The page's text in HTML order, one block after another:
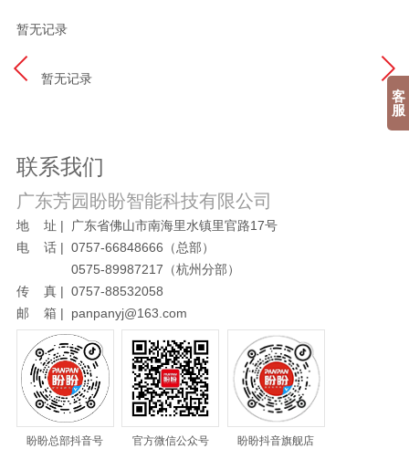
客
服
暂无记录
暂无记录
联系我们
广东芳园盼盼智能科技有限公司
地 址 | 广东省佛山市南海里水镇里官路17号
电 话 | 0757-66848666（总部）
0575-89987217（杭州分部）
传 真 | 0757-88532058
邮 箱 | panpanyj@163.com
盼盼总部抖音号 官方微信公众号 盼盼抖音旗舰店